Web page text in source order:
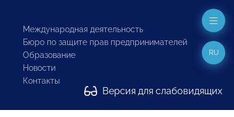
Международная деятельность
Бюро по защите прав предпринимателей
Образование
Новости
Контакты
Версия для слабовидящих
RU